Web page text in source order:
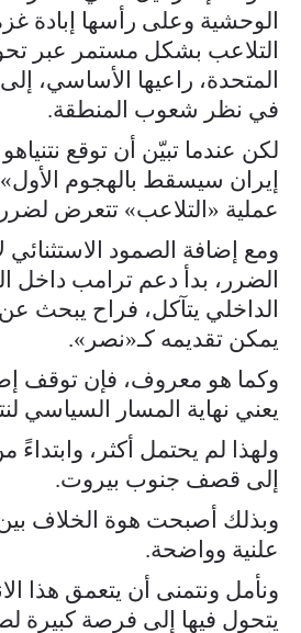
الوحشية وعلى رأسها إبادة
التلاعب بشكل مستمر عبر
المتحدة، راعيها الأساسي،
في نظر شعوب المنطقة.
لكن عندما تبيّن أن توقع
إيران سيسقط بالهجوم
عملية «التلاعب» تتعرض لضرر
ومع إضافة الصمود الاستثنائي
الضرر، بدأ دعم ترامب داخل
الداخلي يتآكل، فراح يبحث
يمكن تقديمه كـ«نصر».
وكما هو معروف، فإن توقف
يعني نهاية المسار السياسي
ولهذا لم يحتمل أكثر، وابتداءً
إلى قصف جنوب بيروت.
وبذلك أصبحت هوة الخلاف بين
علنية وواضحة.
ونأمل ونتمنى أن يتعمق هذا
يتحول فيها إلى فرصة كبيرة